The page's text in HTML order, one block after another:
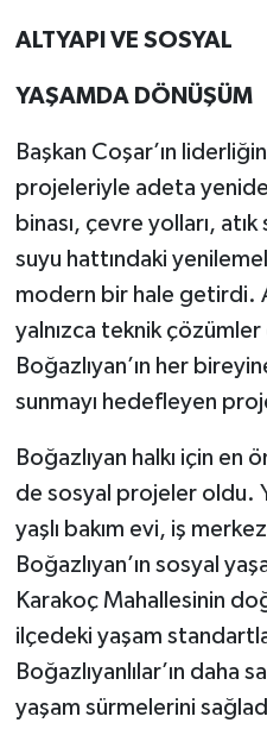
ALTYAPI VE SOSYAL
YAŞAMDA DÖNÜŞÜM
Başkan Coşar’ın
projeleriyle adeta
binası, çevre yolları,
suyu hattındaki
modern bir hale getirdi.
yalnızca teknik
Boğazlıyan’ın her
sunmayı hedefleyen
Boğazlıyan halkı için en
de sosyal projeler oldu.
yaşlı bakım evi, iş
Boğazlıyan’ın sosyal
Karakoç Mahallesinin
ilçedeki yaşam
Boğazlıyanlılar’ın daha
yaşam sürmelerini